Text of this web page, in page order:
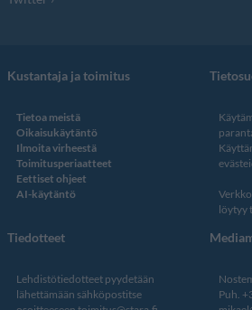
Kustantaja ja toimitus
Tietoa meistä
Oikaisukäytäntö
Ilmoita virheestä
Toimitusperiaatteet
Eettiset ohjeet
AI-käytäntö
löytyy
Tiedotteet
Lehdistötiedotteet pyydetään
lähettämään sähköpostitse
Puh.